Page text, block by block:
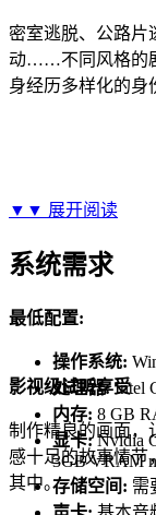
密室逃脱、公路片
动……不同风格的
身经历多样化的身
影视级试听享受
制作精良的画面，
感十足的故事情节
其中。
▼▼ 展开阅读
系统需求
最低配置:
操作系统:
处理器:Intel
内存: 8 GB
显卡:Nvidia
3GB VRAM
存储空间: 需